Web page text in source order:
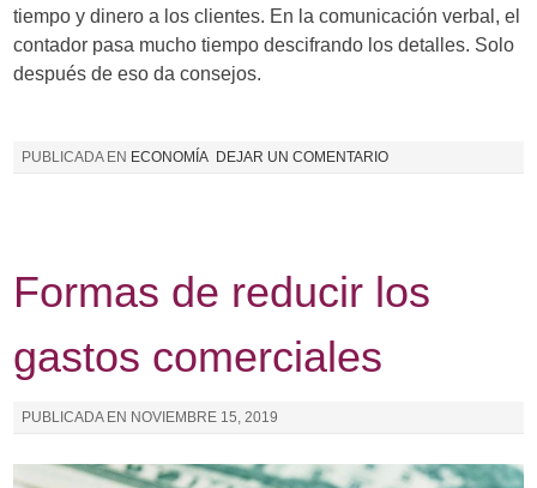
tiempo y dinero a los clientes. En la comunicación verbal, el
contador pasa mucho tiempo descifrando los detalles. Solo
después de eso da consejos.
PUBLICADA EN ECONOMÍA DEJAR UN COMENTARIO
Formas de reducir los
gastos comerciales
PUBLICADA EN NOVIEMBRE 15, 2019